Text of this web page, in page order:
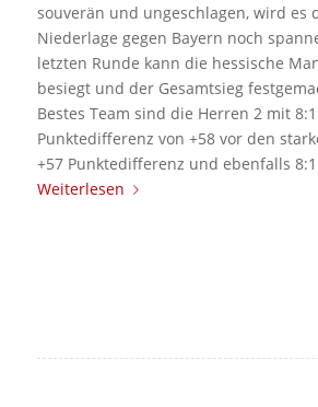
souverän und ungeschlagen, wird es
Niederlage gegen Bayern noch
letzten Runde kann die hessische
besiegt und der Gesamtsieg
Bestes Team sind die Herren 2 mit
Punktedifferenz von +58 vor den
+57 Punktedifferenz und ebenfalls
Weiterlesen